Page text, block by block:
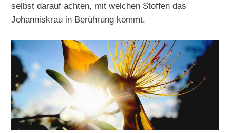
selbst darauf achten, mit welchen Stoffen das
Johanniskrau in Berührung kommt.